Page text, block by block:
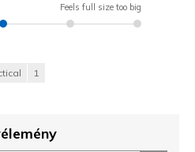
Feels full size too big
1